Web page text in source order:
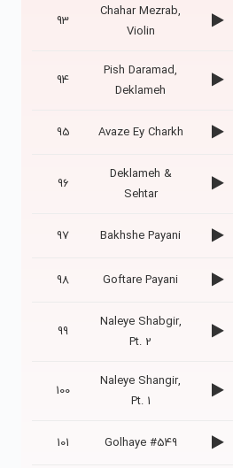
93
Chahar Mezrab,
Violin
94
Pish Daramad,
Deklameh
95 Avaze Ey Charkh
96
Deklameh &
Sehtar
97 Bakhshe Payani
98 Goftare Payani
99
Naleye Shabgir,
Pt. 2
100
Naleye Shangir,
Pt. 1
101 Golhaye #549